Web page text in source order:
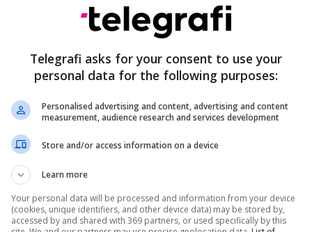
e zodiakut, njihet për natyrën e tij të patrembur
e lindur në këtë shenjë janë liderë
të gatshëm për të marrë iniciativën. Energjia dhe
i bëjnë të pandalshëm në ndjekjen e
jeni një Dash, shpirti juaj ambicioz mund të
rrugën drejt suksesit.
Telegrafi asks for your consent to use your
personal data for the following purposes:
Personalised advertising and content, advertising and content
measurement, audience research and services development
Store and/or access information on a device
Learn more
Your personal data will be processed and information from your device
(cookies, unique identifiers, and other device data) may be stored by,
accessed by and shared with 369 partners, or used specifically by this